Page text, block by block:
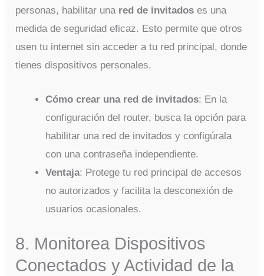
personas, habilitar una red de invitados es una
medida de seguridad eficaz. Esto permite que otros
usen tu internet sin acceder a tu red principal, donde
tienes dispositivos personales.
Cómo crear una red de invitados: En la
configuración del router, busca la opción para
habilitar una red de invitados y configúrala
con una contraseña independiente.
Ventaja: Protege tu red principal de accesos
no autorizados y facilita la desconexión de
usuarios ocasionales.
8. Monitorea Dispositivos
Conectados y Actividad de la